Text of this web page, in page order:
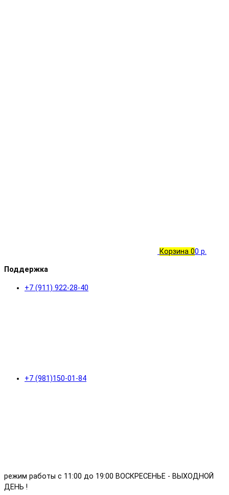
Корзина 00 р.
Поддержка
+7 (911) 922-28-40
+7 (981)150-01-84
режим работы с 11:00 до 19:00 ВОСКРЕСЕНЬЕ - ВЫХОДНОЙ
ДЕНЬ !